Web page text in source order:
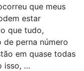
que meus
estar
que tudo,
perna número
em quase todas
isso, …